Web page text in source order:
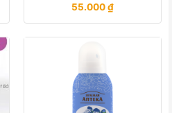
55.000₫